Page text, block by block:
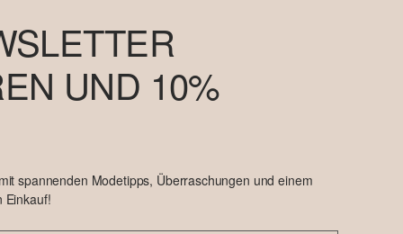
UND 10%
spannenden Modetipps, Überraschungen und einem
Einkauf!